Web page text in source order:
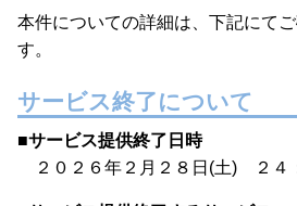
本件についての詳細は、下記にて
す。
サービス終了について
■サービス提供終了日時
２０２６年２月２８日(土) ２４